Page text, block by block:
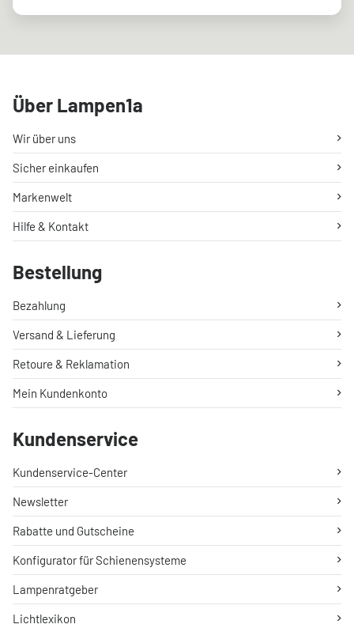
Über Lampen1a
Wir über uns
Sicher einkaufen
Markenwelt
Hilfe & Kontakt
Bestellung
Bezahlung
Versand & Lieferung
Retoure & Reklamation
Mein Kundenkonto
Kundenservice
Kundenservice-Center
Newsletter
Rabatte und Gutscheine
Konfigurator für Schienensysteme
Lampenratgeber
Lichtlexikon